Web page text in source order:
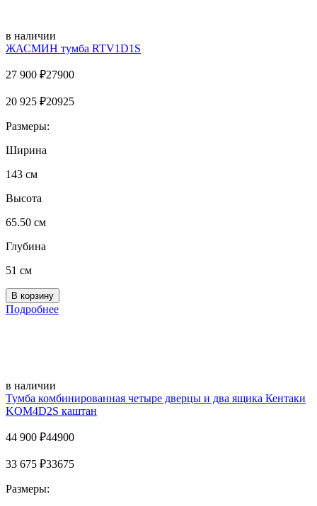
в наличии
ЖАСМИН тумба RTV1D1S
27 900 ₽27900
20 925 ₽20925
Размеры:
Ширина
143 см
Высота
65.50 см
Глубина
51 см
Подробнее
в наличии
Тумба комбинированная четыре дверцы и два ящика Кентаки
KOM4D2S каштан
44 900 ₽44900
33 675 ₽33675
Размеры: